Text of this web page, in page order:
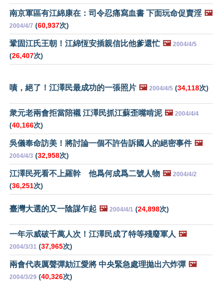
南京軍區有江綿康在：司令忍痛寫血書 下面玩命促賣淫 🖼️
2004/4/7 (60,937次)
鞏固江氏王朝！江綿恆安插親信比他爹還忙 🖼️ 2004/4/5
(26,407次)
嘖，絕了！江澤民最成功的一張照片 🖼️ 2004/4/5 (34,118次)
衆元老兩會拒當陪襯 江澤民抓江蘇歪嘴啃泥 🖼️ 2004/4/4
(40,166次)
吳儀奉命訪美！將討論一個不許告訴國人的絕密事件 🖼️
2004/4/3 (32,958次)
江澤民死看不上羅幹 他爲何成爲二號人物 🖼️ 2004/4/2
(36,251次)
臺灣大選的又一陰謀乍起 🖼️ 2004/4/1 (24,898次)
一年示威破千萬人次！江澤民成了特等殘廢軍人 🖼️
2004/3/31 (37,965次)
兩會代表厲聲彈劾江愛將 中央緊急處理拋出六炸彈 🖼️
2004/3/29 (40,326次)